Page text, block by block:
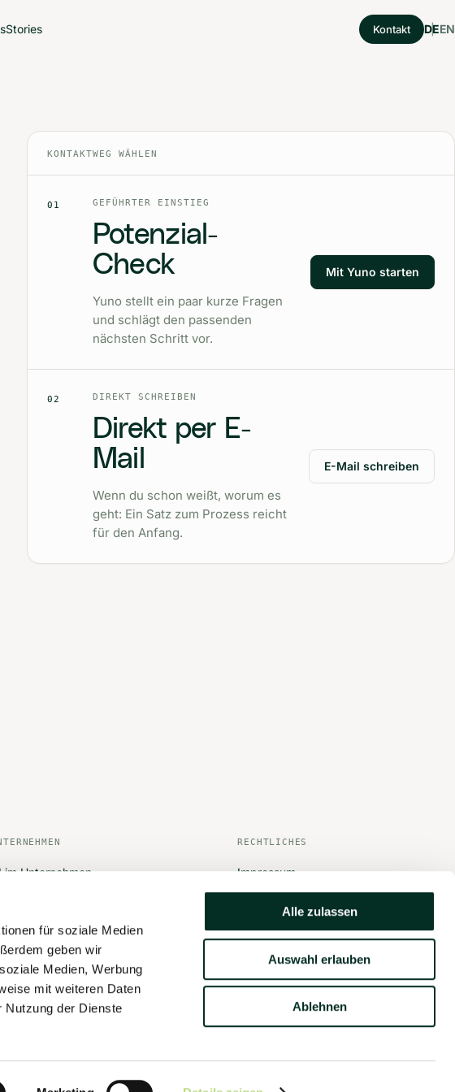
für soziale Medien
geben wir
Medien, Werbung
mit weiteren Daten
Nutzung der Dienste
Alle zulassen
Auswahl erlauben
Ablehnen
Stories Kontakt DEEN
KONTAKTWEG WÄHLEN
01 GEFÜHRTER EINSTIEG
Potenzial-
Check
Yuno stellt ein paar kurze Fragen
und schlägt den passenden
nächsten Schritt vor.
Mit Yuno starten
02 DIREKT SCHREIBEN
Direkt per E-
Mail
Wenn du schon weißt, worum es
geht: Ein Satz zum Prozess reicht
für den Anfang.
E-Mail schreiben
im Unternehmen
uns
RECHTLICHES
Impressum
AGB